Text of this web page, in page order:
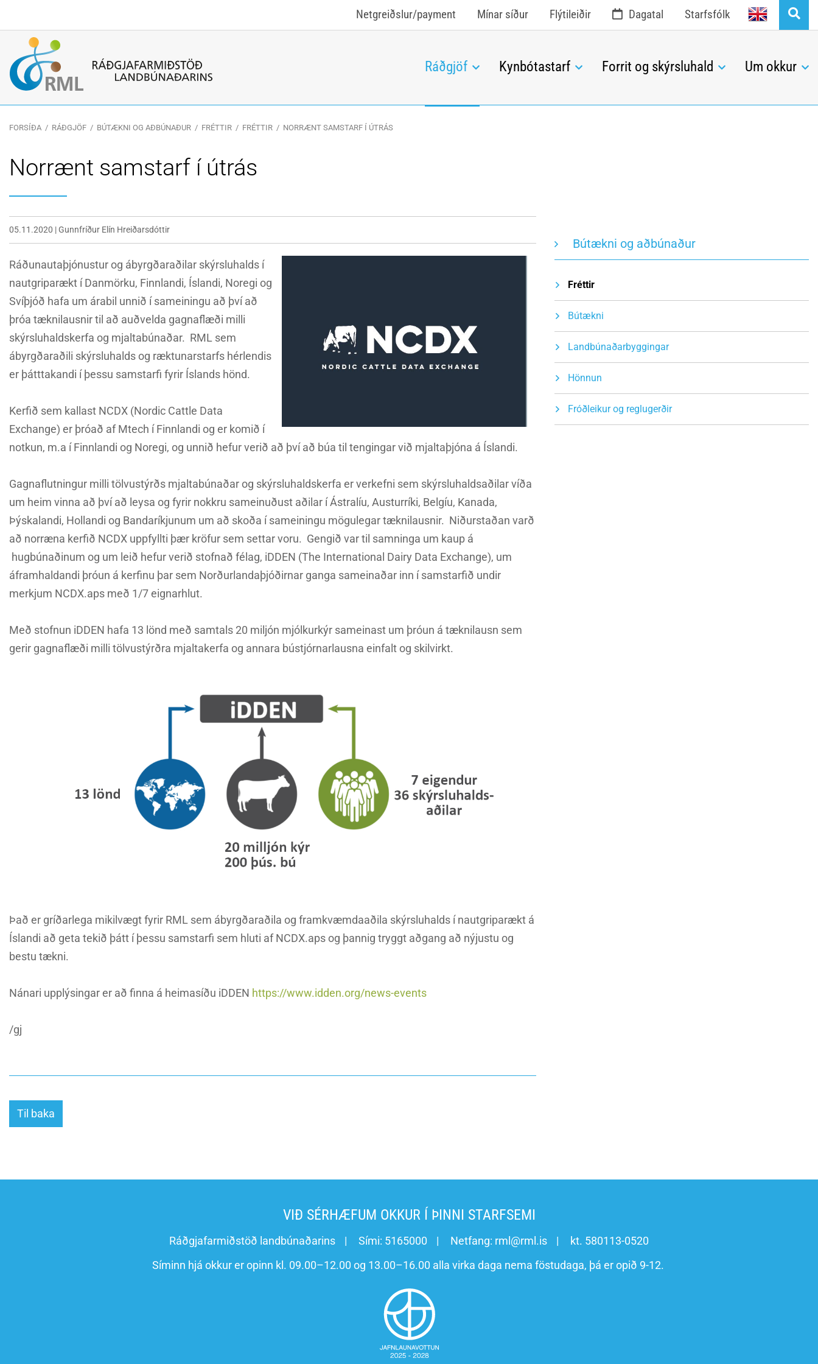
Ráðgjöf Kynbótastarf Forrit og skýrsluhald Um okkur
Netgreiðslur/payment Mínar síður Flýtileiðir Dagatal Starfsfólk English
Leitarorð
FORSÍÐA / RÁÐGJÖF / BÚTÆKNI OG AÐBÚNAÐUR / FRÉTTIR / FRÉTTIR / NORRÆNT SAMSTARF Í ÚTRÁS
Norrænt samstarf í útrás
05.11.2020 |Gunnfríður Elín Hreiðarsdóttir
Ráðunautaþjónustur og ábyrgðaraðilar skýrsluhalds í
nautgriparækt í Danmörku, Finnlandi, Íslandi, Noregi og
Svíþjóð hafa um árabil unnið í sameiningu að því að
þróa tæknilausnir til að auðvelda gagnaflæði milli
skýrsluhaldskerfa og mjaltabúnaðar. RML sem
ábyrgðaraðili skýrsluhalds og ræktunarstarfs hérlendis
er þátttakandi í þessu samstarfi fyrir Íslands hönd.
Kerfið sem kallast NCDX (Nordic Cattle Data
Exchange) er þróað af Mtech í Finnlandi og er komið í
notkun, m.a í Finnlandi og Noregi, og unnið hefur verið að því að búa til tengingar við mjaltaþjóna á Íslandi.
Gagnaflutningur milli tölvustýrðs mjaltabúnaðar og skýrsluhaldskerfa er verkefni sem skýrsluhaldsaðilar víða
um heim vinna að því að leysa og fyrir nokkru sameinuðust aðilar í Ástralíu, Austurríki, Belgíu, Kanada,
Þýskalandi, Hollandi og Bandaríkjunum um að skoða í sameiningu mögulegar tæknilausnir. Niðurstaðan varð
að norræna kerfið NCDX uppfyllti þær kröfur sem settar voru. Gengið var til samninga um kaup á
hugbúnaðinum og um leið hefur verið stofnað félag, iDDEN (The International Dairy Data Exchange), um
áframhaldandi þróun á kerfinu þar sem Norðurlandaþjóðirnar ganga sameinaðar inn í samstarfið undir
merkjum NCDX.aps með 1/7 eignarhlut.
Með stofnun iDDEN hafa 13 lönd með samtals 20 miljón mjólkurkýr sameinast um þróun á tæknilausn sem
gerir gagnaflæði milli tölvustýrðra mjaltakerfa og annara bústjórnarlausna einfalt og skilvirkt.
Það er gríðarlega mikilvægt fyrir RML sem ábyrgðaraðila og framkvæmdaaðila skýrsluhalds í nautgriparækt á
Íslandi að geta tekið þátt í þessu samstarfi sem hluti af NCDX.aps og þannig tryggt aðgang að nýjustu og
bestu tækni.
Nánari upplýsingar er að finna á heimasíðu iDDEN https://www.idden.org/news-events
/gj
Til baka
Bútækni og aðbúnaður
Fréttir
Bútækni
Landbúnaðarbyggingar
Hönnun
Fróðleikur og reglugerðir
VIÐ SÉRHÆFUM OKKUR Í ÞINNI STARFSEMI
Ráðgjafarmiðstöð landbúnaðarins Sími: 5165000 Netfang: rml@rml.is
kt. 580113-0520
Síminn hjá okkur er opinn kl. 09.00–12.00 og 13.00–16.00 alla virka daga nema föstudaga, þá er opið 9-12.